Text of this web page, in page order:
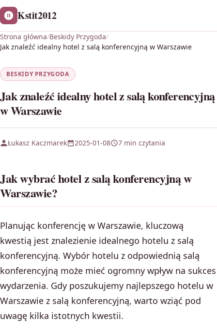
Kstit2012
Strona główna/Beskidy Przygoda/
Jak znaleźć idealny hotel z salą konferencyjną w Warszawie
BESKIDY PRZYGODA
Jak znaleźć idealny hotel z salą konferencyjną
w Warszawie
Łukasz Kaczmarek 2025-01-08 7 min czytania
Jak wybrać hotel z salą konferencyjną w
Warszawie?
Planując konferencję w Warszawie, kluczową
kwestią jest znalezienie idealnego hotelu z salą
konferencyjną. Wybór hotelu z odpowiednią salą
konferencyjną może mieć ogromny wpływ na sukces
wydarzenia. Gdy poszukujemy najlepszego hotelu w
Warszawie z salą konferencyjną, warto wziąć pod
uwagę kilka istotnych kwestii.